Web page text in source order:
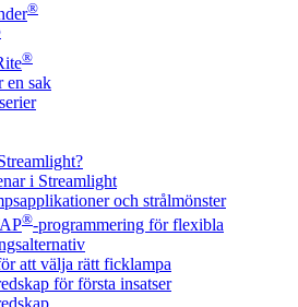
®
®
en sak
i Streamlight
och strålmönster
®-programmering för flexibla
att välja rätt ficklampa
för första insatser